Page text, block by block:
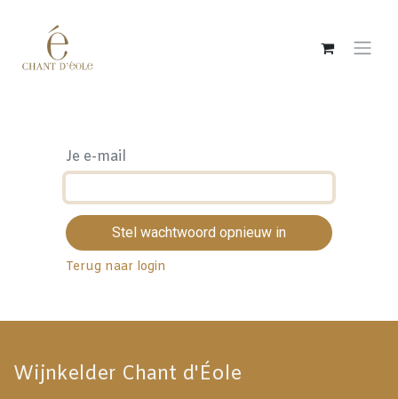
Je e-mail
Stel wachtwoord opnieuw in
Terug naar login
Wijnkelder Chant d'Éole